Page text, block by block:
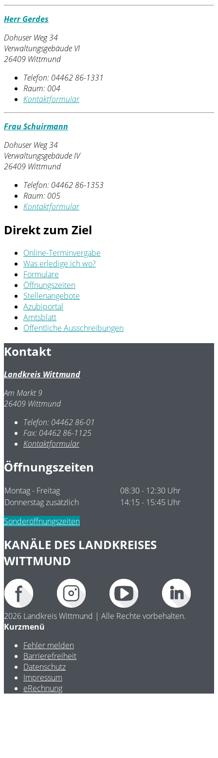
Herr Gerdes
Dohuser Weg 34
Verwaltungsgebäude VI
26409 Wittmund
Telefon: 04462 86-1331
Raum: 004
Kontaktformular
Frau Schuirmann
Dohuser Weg 34
Verwaltungsgebäude IV
26409 Wittmund
Telefon: 04462 86-1353
Raum: 005
Kontaktformular
Direkt zum Ziel
Online-Terminvergabe
Was erledige ich wo?
Formulare
Öffnungszeiten
Stellenangebote
Azubiportal
Amtsblatt
Öffentliche Ausschreibungen
Kontakt
Landkreis Wittmund
Am Markt 9
26409 Wittmund
Telefon: 04462 86-01
Fax: 04462 86-1125
Kontaktformular
Öffnungszeiten
Montag - Freitag
08:30 - 12:30 Uhr
Donnerstag zusätzlich
14:15 - 15:45 Uhr
Sonderöffnungszeiten
KANÄLE DES LANDKREISES
WITTMUND
2026 Landkreis Wittmund | Alle Rechte vorbehalten.
Kurzmenü
Fehler melden
Barrierefreiheit
Datenschutz
Impressum
eRechnung